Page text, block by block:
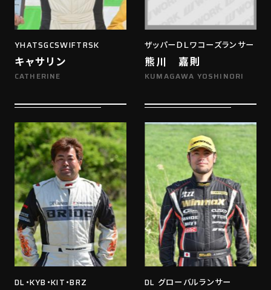
YHATSGCSWIFTRSK
キャサリン
CATHERINE
ザッパーＤＬワコーズランサー
熊川 嘉則
KUMAGAWA YOSHINORI
DL・KYB・KIT・BRZ DL グローバルランサー